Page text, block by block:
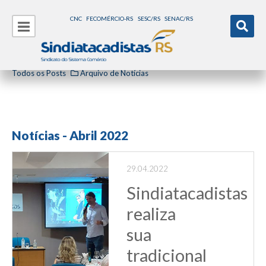
CNC FECOMÉRCIO-RS SESC/RS SENAC/RS
Todos os Posts Arquivo de Notícias
Notícias - Abril 2022
29.04.2022
Sindiatacadistas
realiza
sua
tradicional